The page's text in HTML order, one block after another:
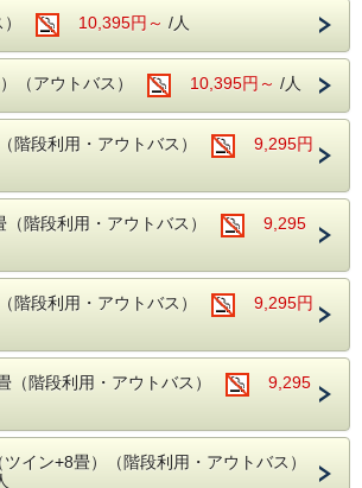
でご利用いただける娯楽施設が盛りだく
くホテルライフをお過ごしください。
ルから片品渓谷が一望！
毎朝6時より開催。
インター近くの原田農園では一年中果物
を家族で・カップルで
しみ頂けます。
尾瀬は水芭蕉・夏にはニッコウキスゲ等
種の植物が群生しております。
の見所はには【吹割りの滝】や【尾瀬】
りの滝は当館よりお車で約7分
には当館よりお車で約30分（戸倉よりは
す。
話もしくは宿泊当日チェックインの際
にお申し付けください。
事■
夕食は約50品目のバイキング!
トドリンクはもちろん、アルコール類
ビール・日本酒・サワー・焼酎など）も
み放題】
の食材を使った色とりどりのお料理を
きなだけお召し上がりください。
■
伝説残る歴史ある名湯!
） 10,395円～ /人
（アウトバス） 10,395円～ /人
階段利用・アウトバス）
9,295円
（階段利用・アウトバス）
9,295
階段利用・アウトバス）
9,295円
（階段利用・アウトバス）
9,295
ツイン+8畳）（階段利用・アウトバス）